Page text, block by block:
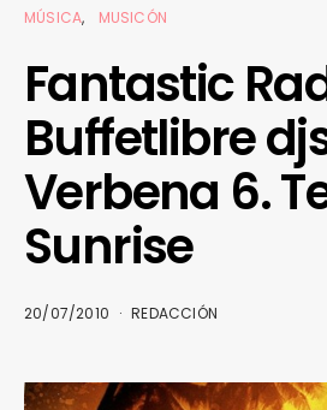
MÚSICA MUSICÓN
Fantastic
Buffetlibre
Verbena 6.
Sunrise
20/07/2010 REDACCIÓN